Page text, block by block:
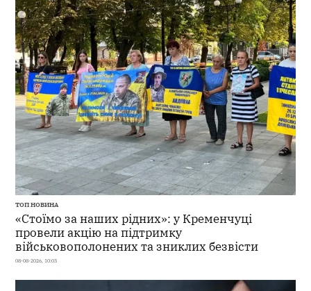
ТОП НОВИНА
«Стоїмо за наших рідних»: у Кременчуці
провели акцію на підтримку
військовополонених та зниклих безвісти
08-08-2026, 10:03